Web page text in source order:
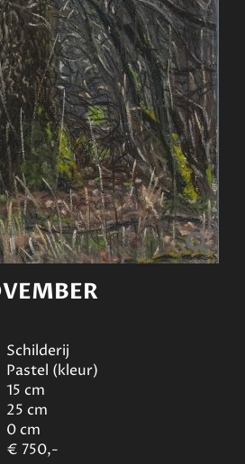
Schilderij
Pastel (kleur)
15 cm
25 cm
0cm
€ 750,-